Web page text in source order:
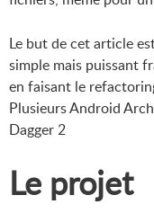
Le but de cet article
simple mais puissant
en faisant le
Plusieurs Android
Dagger 2
Le projet